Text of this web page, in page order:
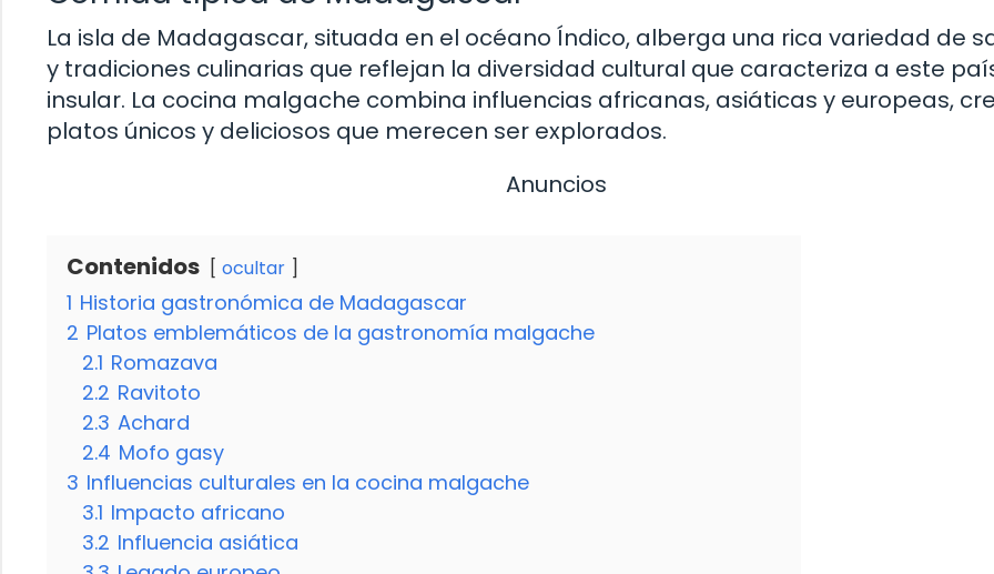
La isla de Madagascar, situada en el océano Índico, alberga una rica variedad de
y tradiciones culinarias que reflejan la diversidad cultural que caracteriza a este
insular. La cocina malgache combina influencias africanas, asiáticas y europeas,
platos únicos y deliciosos que merecen ser explorados.
Anuncios
Contenidos ocultar
1 Historia gastronómica de Madagascar
2 Platos emblemáticos de la gastronomía malgache
2.1 Romazava
2.2 Ravitoto
2.3 Achard
2.4 Mofo gasy
3 Influencias culturales en la cocina malgache
3.1 Impacto africano
3.2 Influencia asiática